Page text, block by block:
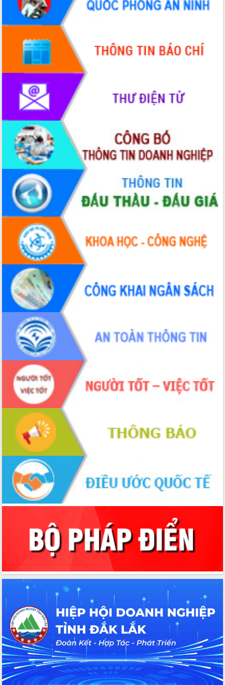
Tháo gỡ những vướng mắc, đẩy mạnh
công tác cải cách thủ tục hành chính
tại Trung tâm Phục vụ hành chính
công tỉnh
Đắk Lắk: Tôn vinh 46 giải pháp tại Hội
thi Sáng tạo Kỹ thuật 2024 - 2025
Đắk Lắk rà soát, điều chỉnh Đề án 190
về phát triển nuôi trồng thủy sản
Phó Chủ tịch UBND tỉnh Đắk Lắk
Trương Công Thái kiểm tra thực địa
Dự án cao tốc Khánh Hòa - Buôn Ma
Thuột
Định vị cà phê Việt Nam như một “di
sản sống” trong dòng chảy toàn cầu
Xây dựng nông thôn mới: Nâng cao đời
sống người dân từ những mô hình thiết
thực
Quyết liệt tháo gỡ vướng mắc, đẩy
nhanh tiến độ các dự án trọng điểm
trong Khu kinh tế Nam Phú Yên
Hòn Yến phát triển du lịch gắn với bảo
tồn biển
Lấy ý kiến điều chỉnh Quy hoạch tỉnh
Đắk Lắk thời kỳ 2021-2030, tầm nhìn
đến năm 2050
Phát động chiến dịch 30 ngày đêm
giải phóng mặt bằng Tuyến đường bộ
ven biển
Đắk Lắk nỗ lực thúc đẩy tăng trưởng
kinh tế từ 10% trở lên trong Quý
II/2026
Đắk Lắk ký kết thỏa thuận hợp tác về
chuyển đổi số giai đoạn 2026 – 2030
với Tập đoàn Bưu chính Viễn thông
Việt Nam
Thứ trưởng Bộ Y tế làm việc với tỉnh
Đắk Lắk về phát triển nhân lực y tế
cho trạm y tế cấp xã
Du lịch Đắk Lắk nâng tầm trải nghiệm
du khách thông qua Hệ thống cơ sở dữ
liệu và Bản đồ số
Tập huấn ứng dụng trí tuệ nhân tạo (AI)
trong thương mại điện tử năm 2026
Đoàn đại biểu Quốc hội tỉnh Đắk Lắk
trao đổi thông tin trước Kỳ họp thứ
nhất, Quốc hội khóa XVI
Quyết liệt cải cách hành chính, khơi
thông nguồn lực phát triển
Nâng cao hiệu lực, hiệu quả HĐND
tỉnh thông qua hiện đại hóa hành chính
Xã Ea Phê gắn cải cách hành chính với
Phó Chủ tịch Thường trực UBND tỉnh
Hồ Thị Nguyên Thảo làm việc tại Trung
tâm Phục vụ hành chính công xã Ea
Phê
Xây dựng nền hành chính số đồng
hành cùng nông dân dân, doanh nghiệp
Giai đoạn 2026-2030, Đắk Lắk phấn
đấu có 77% xã đạt chuẩn nông thôn
mới
Chuyển đổi số 'mở đường' cho nông